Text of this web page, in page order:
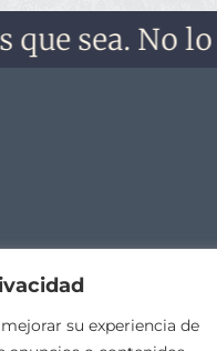
su experiencia de
No lo